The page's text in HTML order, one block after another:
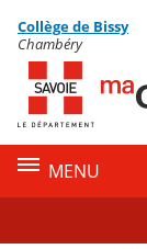
Menu de la
Contenu
Collège de Bissy
Chambéry
MENU